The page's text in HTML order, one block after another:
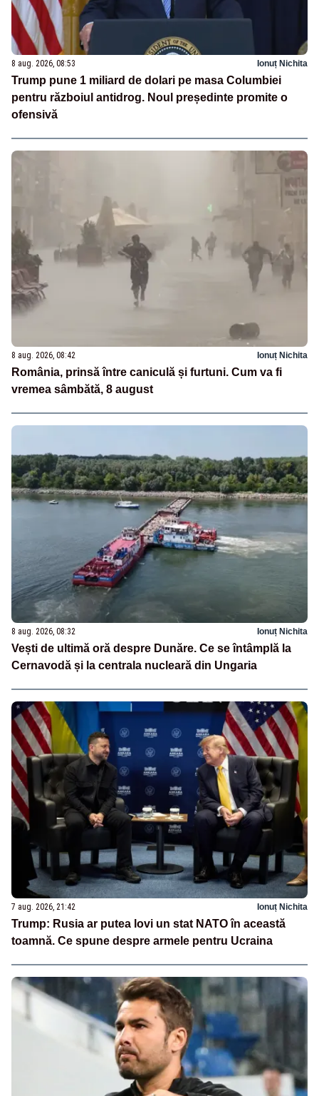
8 aug. 2026, 08:53 Ionuț Nichita
Trump pune 1 miliard de dolari pe masa Columbiei
pentru războiul antidrog. Noul președinte promite o
ofensivă
8 aug. 2026, 08:42 Ionuț Nichita
România, prinsă între caniculă și furtuni. Cum va fi
vremea sâmbătă, 8 august
8 aug. 2026, 08:32 Ionuț Nichita
Vești de ultimă oră despre Dunăre. Ce se întâmplă la
Cernavodă și la centrala nucleară din Ungaria
7 aug. 2026, 21:42 Ionuț Nichita
Trump: Rusia ar putea lovi un stat NATO în această
toamnă. Ce spune despre armele pentru Ucraina